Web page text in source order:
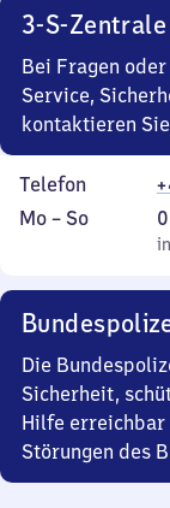
3-S-Zentrale
Bei Fragen
Service,
kontaktieren
Telefon
Montag
Mo – So,
inkl.
0
0
Die
Sicherheit,
Hilfe
Störungen des